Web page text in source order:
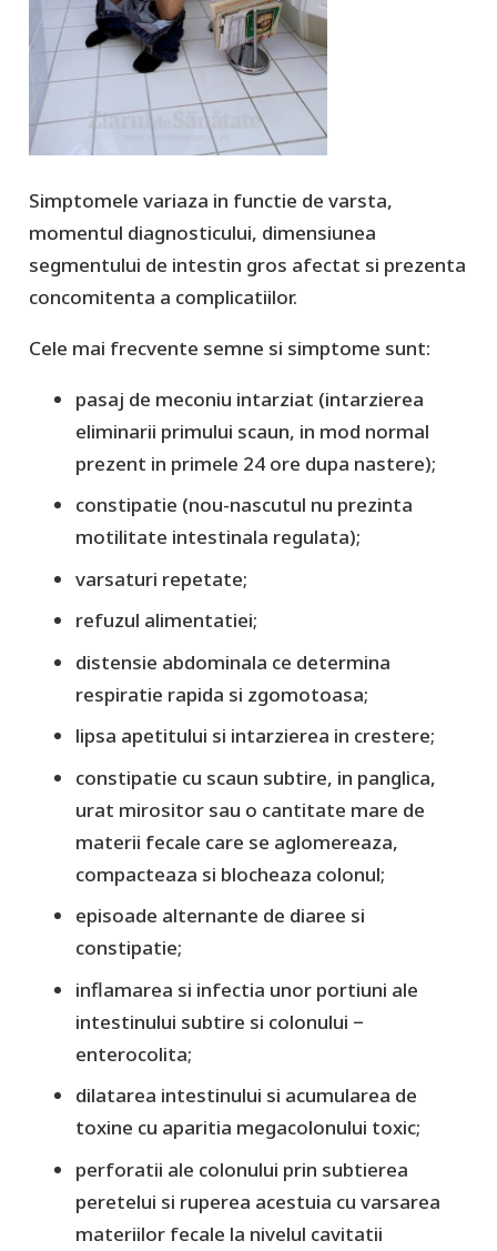
Simptomele variaza in functie de varsta,
momentul diagnosticului, dimensiunea
segmentului de intestin gros afectat si prezenta
concomitenta a complicatiilor.
Cele mai frecvente semne si simptome sunt:
pasaj de meconiu intarziat (intarzierea
eliminarii primului scaun, in mod normal
prezent in primele 24 ore dupa nastere);
constipatie (nou-nascutul nu prezinta
motilitate intestinala regulata);
varsaturi repetate;
refuzul alimentatiei;
distensie abdominala ce determina
respiratie rapida si zgomotoasa;
lipsa apetitului si intarzierea in crestere;
constipatie cu scaun subtire, in panglica,
urat mirositor sau o cantitate mare de
materii fecale care se aglomereaza,
compacteaza si blocheaza colonul;
episoade alternante de diaree si
constipatie;
inflamarea si infectia unor portiuni ale
intestinului subtire si colonului −
enterocolita;
dilatarea intestinului si acumularea de
toxine cu aparitia megacolonului toxic;
perforatii ale colonului prin subtierea
peretelui si ruperea acestuia cu varsarea
materiilor fecale la nivelul cavitatii